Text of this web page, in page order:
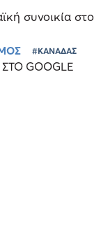
συνοικία στο
#ΚΑΝΑΔΑΣ
GOOGLE